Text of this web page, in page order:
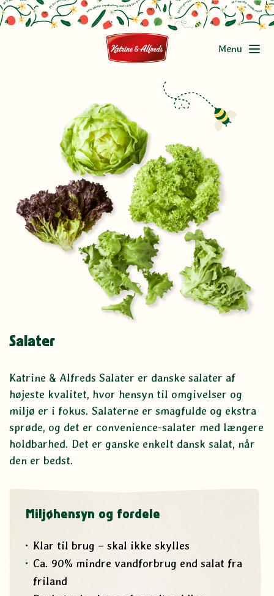
Menu
Miljø og CSR
Om Katrine & Alfreds
Jobs
Kontakt os
Salater
Katrine & Alfreds Salater er danske salater af
højeste kvalitet, hvor hensyn til omgivelser og
miljø er i fokus. Salaterne er smagfulde og ekstra
sprøde, og det er convenience-salater med længere
holdbarhed. Det er ganske enkelt dansk salat, når
den er bedst.
Miljøhensyn og fordele
Klar til brug – skal ikke skylles
Ca. 90% mindre vandforbrug end salat fra
friland